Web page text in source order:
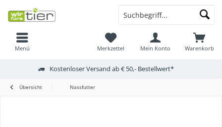
Menü Warenkorb
Merkzettel Mein Konto
Kostenloser Versand ab € 50,- Bestellwert*
Übersicht Nassfutter